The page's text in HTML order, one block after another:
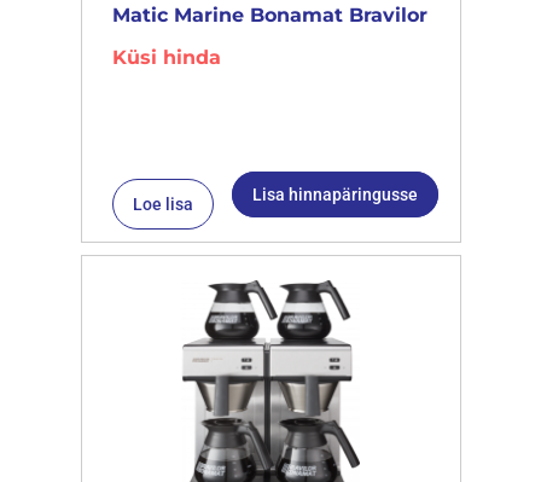
Matic Marine Bonamat Bravilor
Küsi hinda
Loe lisa Lisa hinnapäringusse